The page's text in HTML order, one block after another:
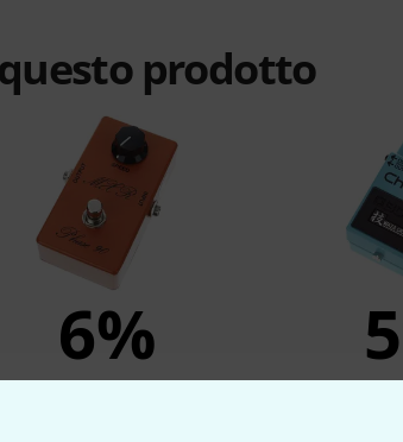
prodotto
6%